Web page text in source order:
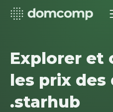
Explorer et
les prix des
.starhub